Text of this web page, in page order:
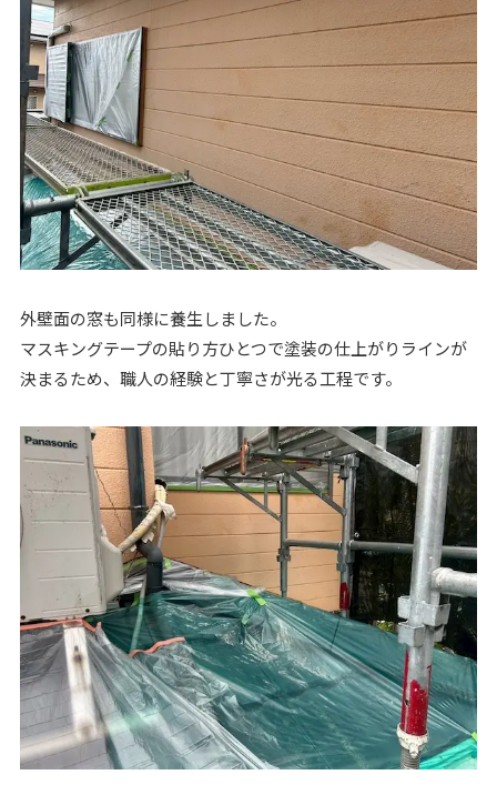
外壁面の窓も同様に養生しました。
マスキングテープの貼り方ひとつで塗装の仕上がりラインが
決まるため、職人の経験と丁寧さが光る工程です。